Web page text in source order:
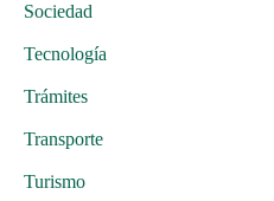
Sociedad
Tecnología
Trámites
Transporte
Turismo